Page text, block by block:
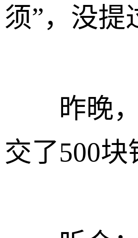
须”，没提
昨晚，
交了500块